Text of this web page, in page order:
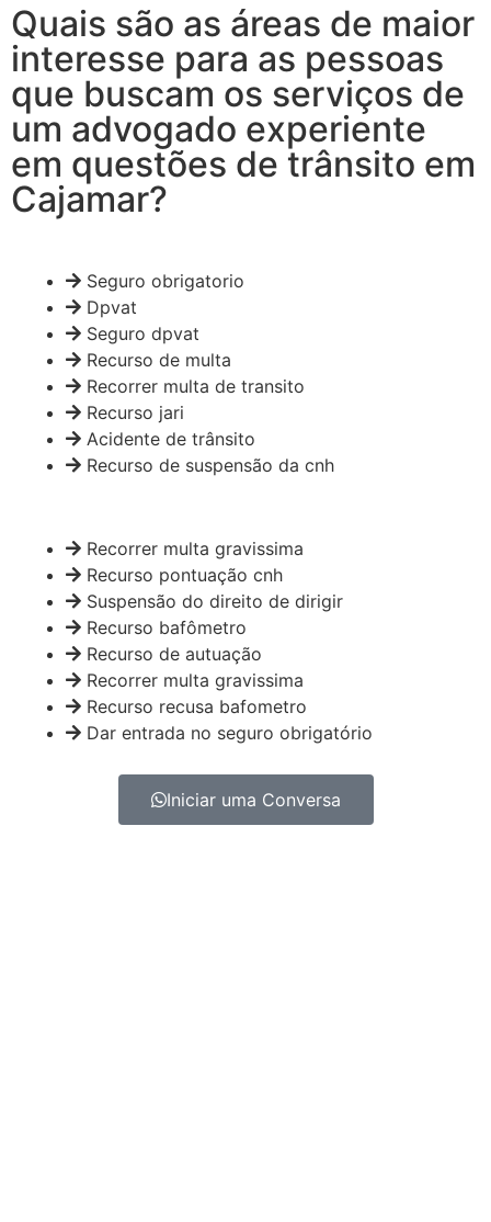
Quais são as áreas de maior
interesse para as pessoas
que buscam os serviços de
um advogado experiente
em questões de trânsito em
Cajamar?
Seguro obrigatorio
Dpvat
Seguro dpvat
Recurso de multa
Recorrer multa de transito
Recurso jari
Acidente de trânsito
Recurso de suspensão da cnh
Recorrer multa gravissima
Recurso pontuação cnh
Suspensão do direito de dirigir
Recurso bafômetro
Recurso de autuação
Recorrer multa gravissima
Recurso recusa bafometro
Dar entrada no seguro obrigatório
Iniciar uma Conversa